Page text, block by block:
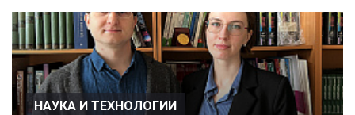
НАУКА И ТЕХНОЛОГИИ